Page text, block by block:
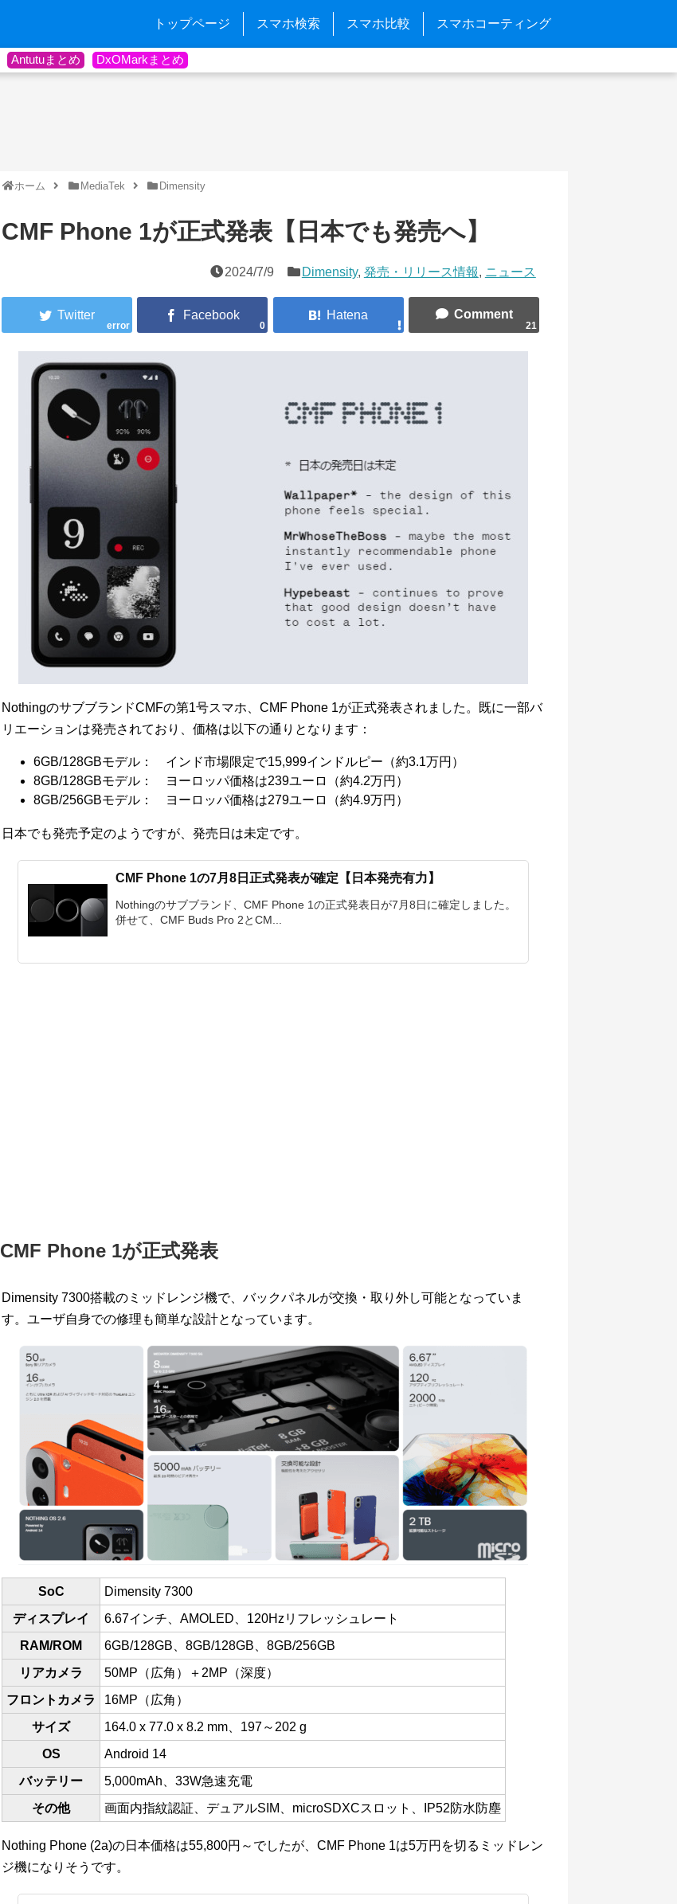
トップページ スマホ検索 スマホ比較 スマホコーティング
Antutuまとめ DxOMarkまとめ
ホーム MediaTek Dimensity
CMF Phone 1が正式発表【日本でも発売へ】
2024/7/9 Dimensity, 発売・リリース情報, ニュース
error 0 21
NothingのサブブランドCMFの第1号スマホ、CMF Phone 1が正式発表されました。既に一部バ
リエーションは発売されており、価格は以下の通りとなります：
6GB/128GBモデル： インド市場限定で15,999インドルピー（約3.1万円）
8GB/128GBモデル： ヨーロッパ価格は239ユーロ（約4.2万円）
8GB/256GBモデル： ヨーロッパ価格は279ユーロ（約4.9万円）
日本でも発売予定のようですが、発売日は未定です。
CMF Phone 1の7月8日正式発表が確定【日本発売有力】
Nothingのサブブランド、CMF Phone 1の正式発表日が7月8日に確定しました。
併せて、CMF Buds Pro 2とCM...
CMF Phone 1が正式発表
Dimensity 7300搭載のミッドレンジ機で、バックパネルが交換・取り外し可能となっていま
す。ユーザ自身での修理も簡単な設計となっています。
SoC
Dimensity 7300
ディスプレイ
6.67インチ、 AMOLED 、120Hzリフレッシュレート
RAM/ROM
6GB/128GB、8GB/128GB、8GB/256GB
リアカメラ
50MP（広角）＋2MP（深度）
フロントカメラ
16MP（広角）
サイズ
164.0 x 77.0 x 8.2 mm、197～202 g
OS
Android 14
バッテリー
5,000mAh、33W急速充電
その他
画面内指紋認証、デュアルSIM、microSDXCスロット、IP52防水防塵
Nothing Phone (2a)の日本価格は55,800円～でしたが、CMF Phone 1は5万円を切るミッドレン
ジ機になりそうです。